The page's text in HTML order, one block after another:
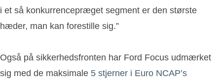
i et så konkurrencepræget segment er den største
hæder, man kan forestille sig.”
Også på sikkerhedsfronten har Ford Focus udmærket
sig med de maksimale 5 stjerner i Euro NCAP’s